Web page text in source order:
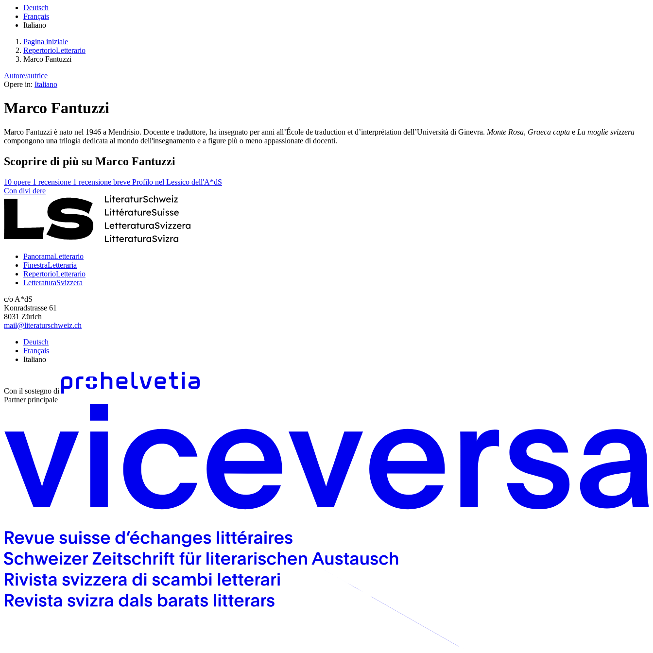
Deutsch
Français
Italiano
Pagina iniziale
RepertorioLetterario
Marco Fantuzzi
Autore/autrice
Opere in: Italiano
Marco Fantuzzi
Marco Fantuzzi è nato nel 1946 a Mendrisio. Docente e traduttore, ha insegnato per anni all’École de traduction et d’interprétation dell’Università di Ginevra. Monte Rosa, Graeca capta e La moglie svizzera
compongono una trilogia dedicata al mondo dell'insegnamento e a figure più o meno appassionate di docenti.
Scoprire di più su Marco Fantuzzi
10 opere 1 recensione 1 recensione breve Profilo nel Lessico dell'A*dS
Con divi dere
PanoramaLetterario
FinestraLetteraria
RepertorioLetterario
LetteraturaSvizzera
c/o A*dS
Konradstrasse 61
8031 Zürich
mail@literaturschweiz.ch
Deutsch
Français
Italiano
Con il sostegno di
Partner principale